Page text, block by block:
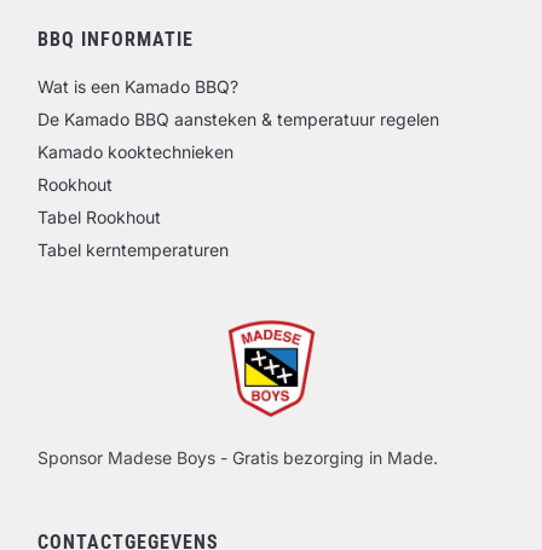
BBQ INFORMATIE
Wat is een Kamado BBQ?
De Kamado BBQ aansteken & temperatuur regelen
Kamado kooktechnieken
Rookhout
Tabel Rookhout
Tabel kerntemperaturen
Sponsor Madese Boys - Gratis bezorging in Made.
CONTACTGEGEVENS